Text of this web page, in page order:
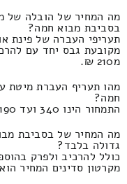
מה המחיר של הובלה של
בסביבת מבוא חמה?
מ210 ₪.
מהו תעריף העברת מיטת
חמה?
התמחור הינו 340 ועד 190 שקלים חדשים.
מה המחיר של בסביבת
גדולה בלבד?
כולל להרכיב ולפרק
מקרטון סדינים המחיר הוא 550 ולא יותר מ200 שקלים חדשים.